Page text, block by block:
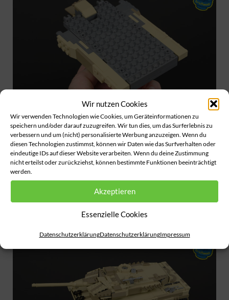
Wir nutzen Cookies
Wir verwenden Technologien wie Cookies, um Geräteinformationen zu
speichern und/oder darauf zuzugreifen. Wir tun dies, um das Surferlebnis zu
verbessern und um (nicht) personalisierte Werbung anzuzeigen. Wenn du
diesen Technologien zustimmst, können wir Daten wie das Surfverhalten oder
eindeutige IDs auf dieser Website verarbeiten. Wenn du deine Zustimmung
nicht erteilst oder zurückziehst, können bestimmte Funktionen beeinträchtigt
werden.
Akzeptieren
Essenzielle Cookies
DatenschutzerklärungDatenschutzerklärungImpressum